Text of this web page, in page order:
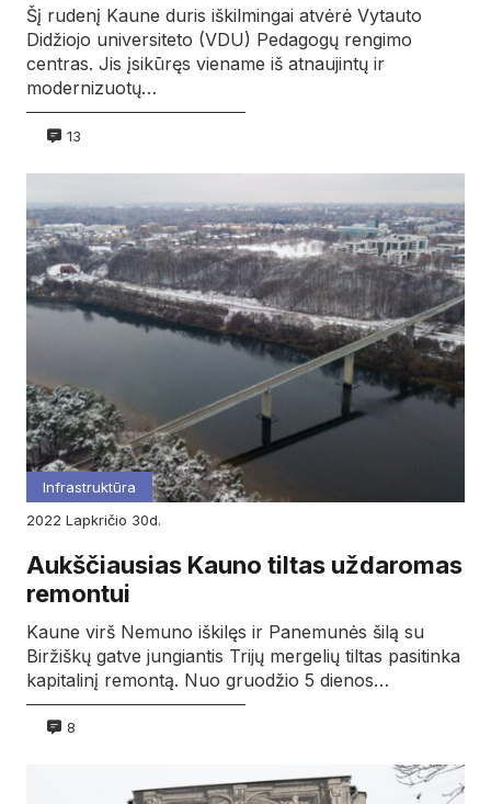
Šį rudenį Kaune duris iškilmingai atvėrė Vytauto
Didžiojo universiteto (VDU) Pedagogų rengimo
centras. Jis įsikūręs viename iš atnaujintų ir
modernizuotų…
13
Infrastruktūra
2022
lapkričio 30d.
Aukščiausias Kauno tiltas uždaromas
remontui
Kaune virš Nemuno iškilęs ir Panemunės šilą su
Biržiškų gatve jungiantis Trijų mergelių tiltas pasitinka
kapitalinį remontą. Nuo gruodžio 5 dienos…
8